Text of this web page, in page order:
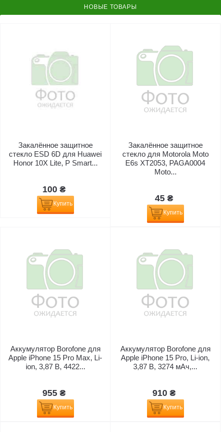
НОВЫЕ ТОВАРЫ
Закалённое защитное
стекло ESD 6D для Huawei
Honor 10X Lite, P Smart...
100 ₴
Купить
Закалённое защитное
стекло для Motorola Moto
E6s XT2053, PAGA0004
Moto...
45 ₴
Купить
Аккумулятор Borofone для
Apple iPhone 15 Pro Max, Li-
ion, 3,87 B, 4422...
955 ₴
Купить
Аккумулятор Borofone для
Apple iPhone 15 Pro, Li-ion,
3,87 B, 3274 мАч,...
910 ₴
Купить